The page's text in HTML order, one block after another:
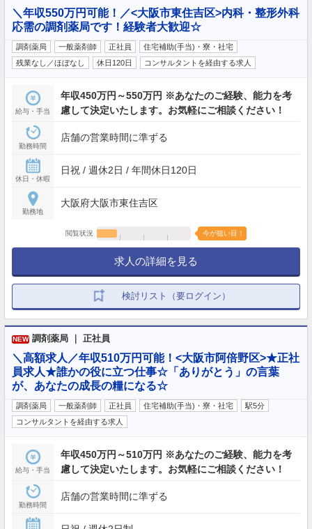
＼年収550万円可能！／<大阪市東住吉区>内科・整形外科
応需の調剤薬局です！経験者大歓迎☆
調剤薬局 一般薬剤師 正社員
住宅補助(手当)・寮・社宅
残業なし／ほぼなし
休日120日 コンサルタントを経由する求人
給与・手当
年収450万円～550万円 ※あなたのご経験、能力を考
慮して決定いたします。お気軽にご相談ください！
勤務時間
店舗の営業時間に準ずる
休日・休暇
日祝 / 週休2日 / 年間休日120日
勤務地
大阪府大阪市東住吉区
閲覧状況 今が狙い目！
求人の詳細を見る
検討リスト（要ログイン）
NEW 調剤薬局 ｜ 正社員
＼高額求人／年収510万円可能！<大阪市阿倍野区>★正社
員求人★誰かの役に立つ仕事☆「ありがとう」の言葉
が、あなたの成長の糧になる☆
調剤薬局 一般薬剤師 正社員 住宅補助(手当)・寮・社宅
駅5分
コンサルタントを経由する求人
給与・手当
年収450万円～510万円 ※あなたのご経験、能力を考
慮して決定いたします。お気軽にご相談ください！
勤務時間
店舗の営業時間に準ずる